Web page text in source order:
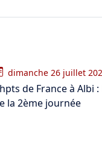
dimanche 26 juillet
de France à Albi
la 2ème journée